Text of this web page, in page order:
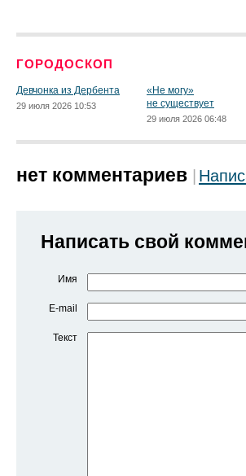
ГОРОДОСКОП
Девчонка из Дербента
29 июля 2026 10:53
«Не могу»
не существует
29 июля 2026 06:48
нет комментариев
Написать свой
Имя
E-mail
Текст